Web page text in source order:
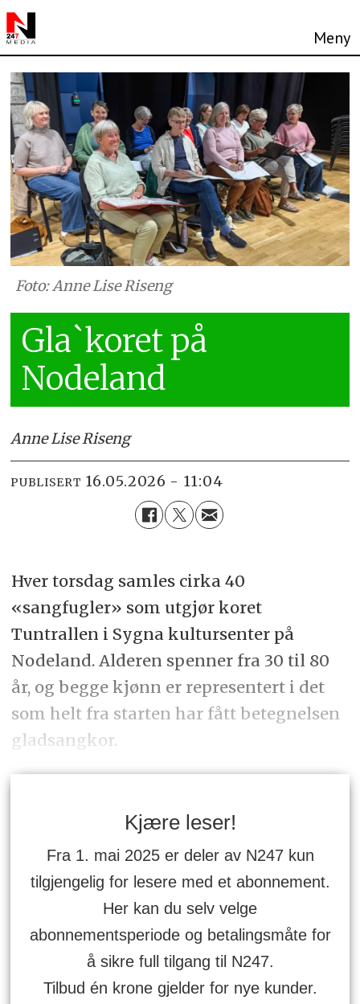
Foto: Anne Lise Riseng
Gla`koret på
Nodeland
Anne Lise Riseng
PUBLISERT 16.05.2026 - 11:04
Hver torsdag samles cirka 40
«sangfugler» som utgjør koret
Tuntrallen i Sygna kultursenter på
Nodeland. Alderen spenner fra 30 til 80
år, og begge kjønn er representert i det
som helt fra starten har fått betegnelsen
gladsangkor.
Kjære leser!
Fra 1. mai 2025 er deler av N247 kun
tilgjengelig for lesere med et abonnement.
Her kan du selv velge
abonnementsperiode og betalingsmåte for
å sikre full tilgang til N247.
Tilbud én krone gjelder for nye kunder.